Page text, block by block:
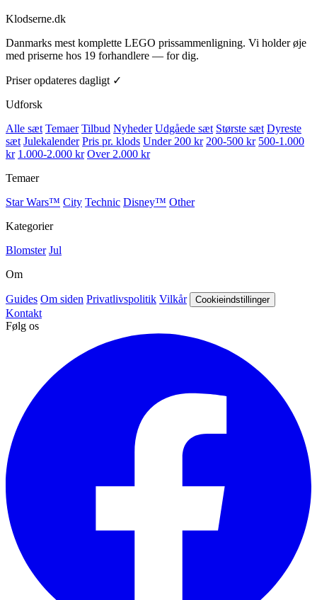
Klodserne.dk
Danmarks mest komplette LEGO prissammenligning. Vi holder øje
med priserne hos 19 forhandlere — for dig.
Priser opdateres dagligt ✓
Udforsk
Alle sæt Temaer Tilbud Nyheder Udgåede sæt Største sæt Dyreste
sæt Julekalender Pris pr. klods Under 200 kr 200-500 kr 500-1.000
kr 1.000-2.000 kr Over 2.000 kr
Temaer
Star Wars™ City Technic Disney™ Other
Kategorier
Blomster Jul
Om
Guides Om siden Privatlivspolitik Vilkår Cookieindstillinger
Kontakt
Følg os